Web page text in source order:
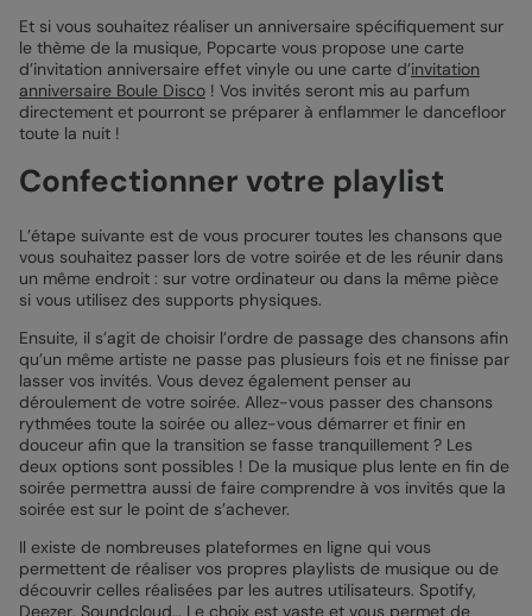
Et si vous souhaitez réaliser un anniversaire spécifiquement sur
le thème de la musique, Popcarte vous propose une carte
d’invitation anniversaire effet vinyle ou une carte d’invitation
anniversaire Boule Disco ! Vos invités seront mis au parfum
directement et pourront se préparer à enflammer le dancefloor
toute la nuit !
Confectionner votre playlist
L’étape suivante est de vous procurer toutes les chansons que
vous souhaitez passer lors de votre soirée et de les réunir dans
un même endroit : sur votre ordinateur ou dans la même pièce
si vous utilisez des supports physiques.
Ensuite, il s’agit de choisir l’ordre de passage des chansons afin
qu’un même artiste ne passe pas plusieurs fois et ne finisse par
lasser vos invités. Vous devez également penser au
déroulement de votre soirée. Allez-vous passer des chansons
rythmées toute la soirée ou allez-vous démarrer et finir en
douceur afin que la transition se fasse tranquillement ? Les
deux options sont possibles ! De la musique plus lente en fin de
soirée permettra aussi de faire comprendre à vos invités que la
soirée est sur le point de s’achever.
Il existe de nombreuses plateformes en ligne qui vous
permettent de réaliser vos propres playlists de musique ou de
découvrir celles réalisées par les autres utilisateurs. Spotify,
Deezer, Soundcloud… Le choix est vaste et vous permet de